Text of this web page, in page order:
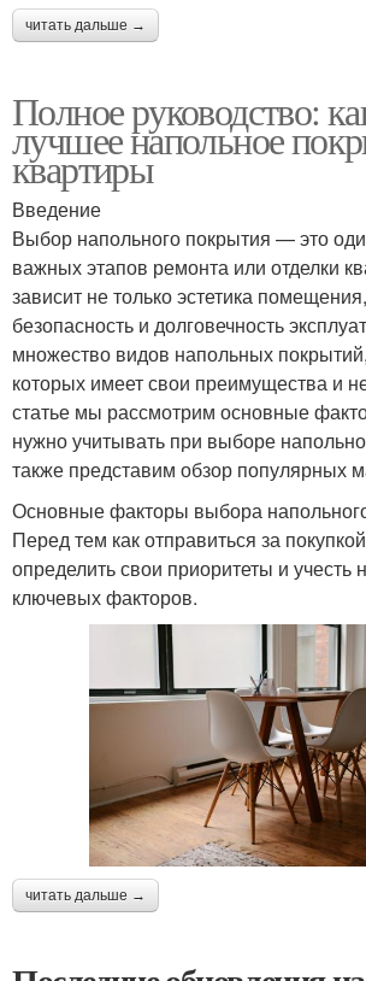
читать дальше →
Полное руководство:
лучшее напольное
квартиры
Введение
Выбор напольного покрытия — это
важных этапов ремонта или отделки
зависит не только эстетика
безопасность и долговечность
множество видов напольных
которых имеет свои преимущества и
статье мы рассмотрим основные
нужно учитывать при выборе
также представим обзор популярных
Основные факторы выбора
Перед тем как отправиться за
определить свои приоритеты и учесть
ключевых факторов.
читать дальше →